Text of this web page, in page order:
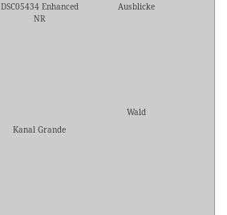
DSC05434 Enhanced
NR
Ausblicke
Kanal Grande
Wald